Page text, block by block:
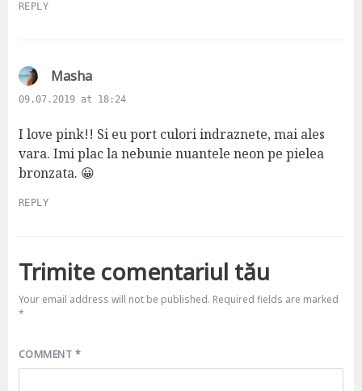
REPLY
Mashas
a
s
:
09.07.2019 at 18:24
I love pink!! Si eu port culori indraznete, mai ales
vara. Imi plac la nebunie nuantele neon pe pielea
bronzata. 😀
REPLY
Trimite comentariul tău
Your email address will not be published. Required fields are marked
*
COMMENT *